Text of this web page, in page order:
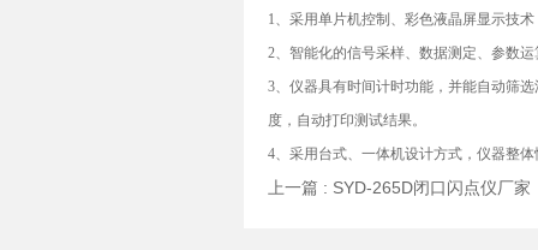
1、采用单片机控制、彩色液晶屏显示技
2、智能化的信号采样、数据测定、参数
3、仪器具有时间计时功能，并能自动筛
度，自动打印测试结果。
4、采用台式、一体机设计方式，仪器整
上一篇 : SYD-265D闭口闪点仪厂家